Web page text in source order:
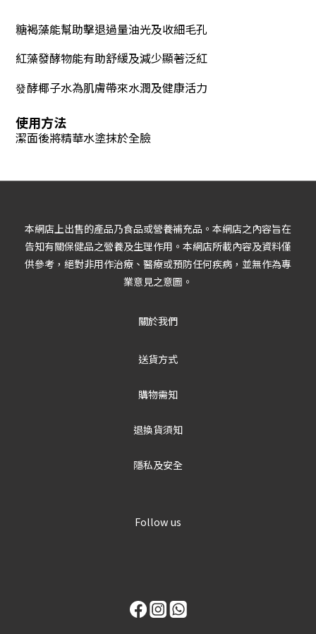
糖褐藻能幫助擊退過量油光及收細毛孔
紅藻發酵物能有助舒緩及減少顯著泛紅
發酵椰子水為肌膚帶來水潤及健康活力
使用方法
潔面後將精華水塗抹於全臉
本網店上出售的產品乃食品或營養補充品。本網店之內容旨在
告知有關保健品之營養及生理作用。本網店所載內容及資料僅
供參考，絕對非用作治療、醫療或預防任何疾病，並無作為專
業意見之意圖。
關於我們
送貨方式
購物需知
退換貨須知
隱私及安全
Follow us